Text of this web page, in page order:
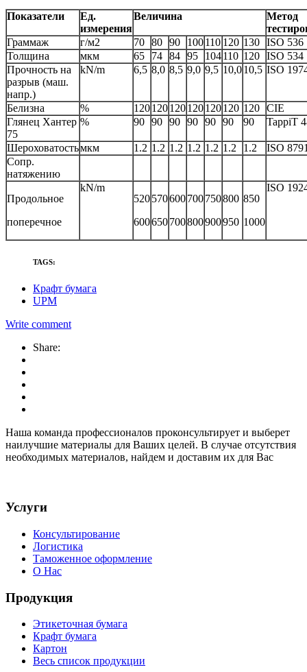
Показатели
Ед.
измерения
Величина
Метод
Граммаж
г/м2 70 80 90 100110 120 130 ISO 536
Толщина
мкм 65 74 84 95 104110 120 ISO 534
Прочность на
разрыв (маш.
напр.)
kN/m 6,5 8,0 8,5 9,0 9,5 10,010,5 ISO
Белизна % 120120120120120120 120 CIE
Глянец Хантер
75
% 90 90 90 90 90 90 90 TappiT
Шероховатостьмкм 1.2 1.2 1.2 1.2 1.2 1.2 1.2
ISO
Сопр.
натяжению
Продольное
поперечное
kN/m
520
600
570
650
600
700
700
800
750
900
800
950
850
1000
ISO
TAGS:
Крафт бумага
UPM
Write comment
Share:
Наша команда профессионалов проконсультирует и выберет
наилучшие материалы для Ваших целей. В случае отсутствия
необходимых материалов, найдем и доставим их для Вас
Услуги
Консультирование
Логистика
Таможенное оформление
О Нас
Продукция
Этикеточная бумага
Крафт бумага
Картон
Весь список продукции